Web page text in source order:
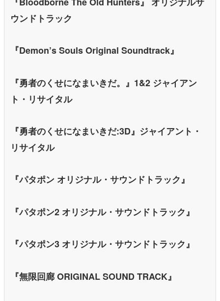
ウンドトラック
『Demon’s Souls Original Soundtrack』
『勇者のくせになまいきだ。』1&2 ジャイアン
ト・リサイタル
『勇者のくせになまいきだ:3D』ジャイアント・
リサイタル
『パタポン オリジナル・サウンドトラック』
『パタポン2 オリジナル・サウンドトラック』
『パタポン3 オリジナル・サウンドトラック』
『無限回廊 ORIGINAL SOUND TRACK』